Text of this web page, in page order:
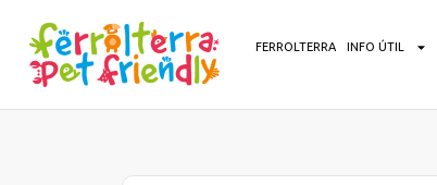
FERROLTERRA INFO ÚTIL